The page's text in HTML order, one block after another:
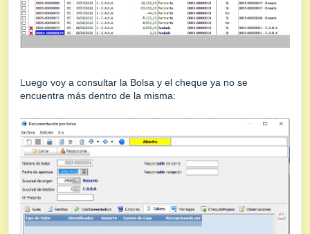
L uego voy a consultar la Bolsa y el cheque ya no se
encuentra más dentro de la misma: